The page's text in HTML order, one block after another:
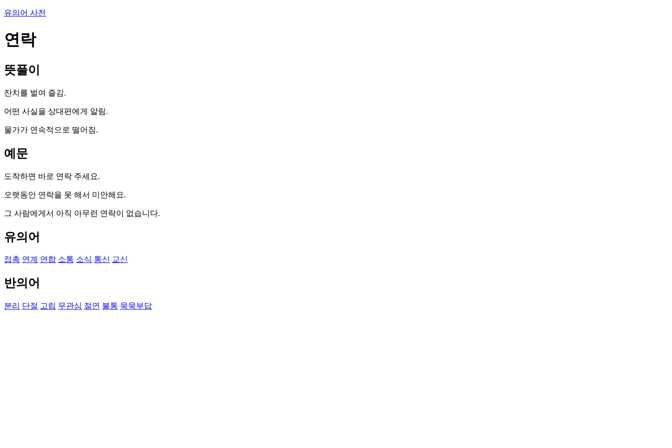
유의어 사전
연락
뜻풀이
잔치를 벌여 즐김.
어떤 사실을 상대편에게 알림.
물가가 연속적으로 떨어짐.
예문
도착하면 바로 연락 주세요.
오랫동안 연락을 못 해서 미안해요.
그 사람에게서 아직 아무런 연락이 없습니다.
유의어
접촉 연계 연합 소통 소식 통신 교신
반의어
분리 단절 고립 무관심 절연 불통 묵묵부답